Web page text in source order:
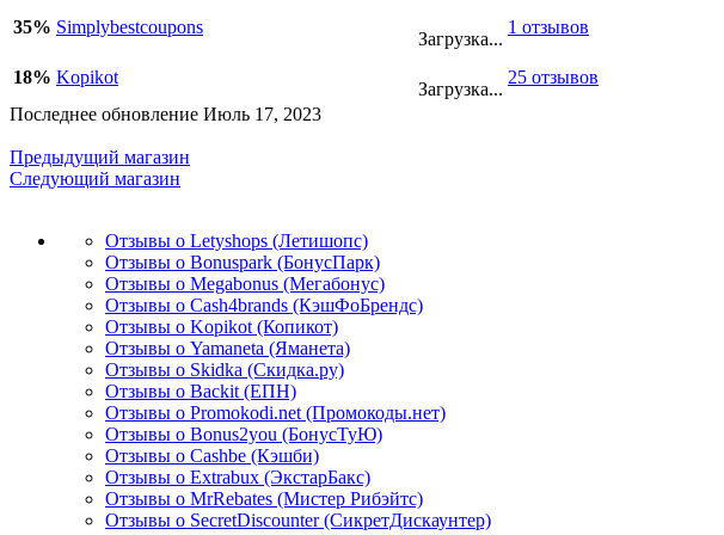
35% Simplybestcoupons
Загрузка...
1 отзывов
18% Kopikot
Загрузка...
25 отзывов
Последнее обновление Июль 17, 2023
Предыдущий магазин
Следующий магазин
Отзывы о Letyshops (Летишопс)
Отзывы о Bonuspark (БонусПарк)
Отзывы о Megabonus (Мегабонус)
Отзывы о Cash4brands (КэшФоБрендс)
Отзывы о Kopikot (Копикот)
Отзывы о Yamaneta (Яманета)
Отзывы о Skidka (Скидка.ру)
Отзывы о Backit (ЕПН)
Отзывы о Promokodi.net (Промокоды.нет)
Отзывы о Bonus2you (БонусТуЮ)
Отзывы о Cashbe (Кэшби)
Отзывы о Extrabux (ЭкстарБакс)
Отзывы о MrRebates (Мистер Рибэйтс)
Отзывы о SecretDiscounter (СикретДискаунтер)